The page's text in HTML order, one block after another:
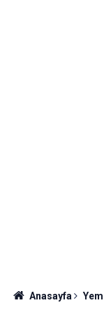
Anasayfa